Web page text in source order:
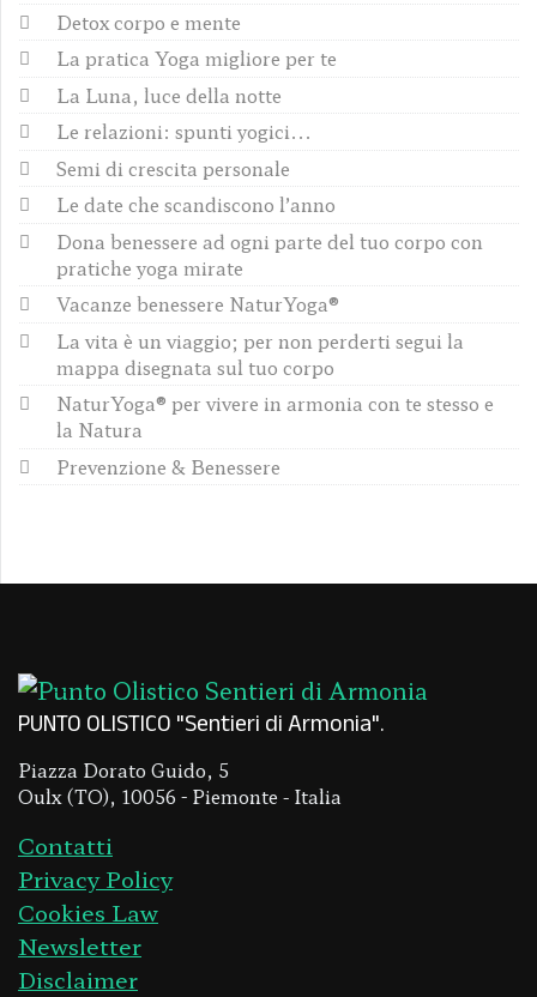
Detox corpo e mente
La pratica Yoga migliore per te
La Luna, luce della notte
Le relazioni: spunti yogici...
Semi di crescita personale
Le date che scandiscono l’anno
Dona benessere ad ogni parte del tuo corpo con
pratiche yoga mirate
Vacanze benessere NaturYoga®
La vita è un viaggio; per non perderti segui la
mappa disegnata sul tuo corpo
NaturYoga® per vivere in armonia con te stesso e
la Natura
Prevenzione & Benessere
PUNTO OLISTICO "Sentieri di Armonia"
Piazza Dorato Guido, 5
Oulx (TO), 10056 - Piemonte - Italia
Contatti
Privacy Policy
Cookies Law
Newsletter
Disclaimer